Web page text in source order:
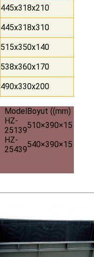
445x318x210
445x318x310
515x350x140
538x360x170
490x330x200
ModelBoyut ((mm)
HZ-
25139
510×390×15
HZ-
25439
540×390×15